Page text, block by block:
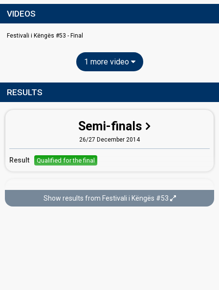
VIDEOS
Festivali i Këngës #53 - Final
1 more video
RESULTS
Semi-finals
26/27 December 2014
Result Qualified for the final
Final
Show results from Festivali i Këngës #53